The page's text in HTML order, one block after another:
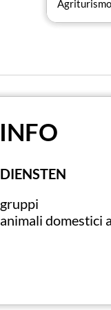
INFO
DIENSTEN
gruppi
animali domestici